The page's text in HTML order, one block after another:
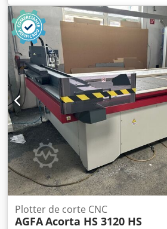
de aire comprimido: 7-10 bar (100-
cortocircuitos: 10 kA, control: PLC.
de curado UV y mesa de vacío. Peso:
3750 kg, dimensiones totales X/Y/Z:
5950 mm/2900 mm/1550 mm. Se
visita previa acuerdo. Dodpfezcfibox
Plotter de corte CNC
AGFAAcorta HS 3120 HS